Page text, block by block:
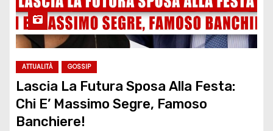
ATTUALITÀ GOSSIP
Lascia La Futura Sposa Alla Festa:
Chi E’ Massimo Segre, Famoso
Banchiere!